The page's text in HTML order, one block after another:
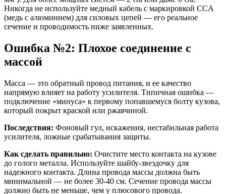
Никогда не используйте медный кабель с маркировкой CCA
(медь с алюминием) для силовых цепей — его реальное
сечение и проводимость ниже заявленных.
Ошибка №2: Плохое соединение с
массой
Масса — это обратный провод питания, и ее качество
напрямую влияет на работу усилителя. Типичная ошибка —
подключение «минуса» к первому попавшемуся болту кузова,
который покрыт краской или ржавчиной.
Последствия: Фоновый гул, искажения, нестабильная работа
усилителя, ложные срабатывания защиты.
Как сделать правильно: Очистите место контакта на кузове
до голого металла. Используйте шайбу-звездочку для
надежного контакта. Длина провода массы должна быть
минимальной — не более 30-40 см. Сечение провода массы
должно быть не меньше, чем у плюсового провода.